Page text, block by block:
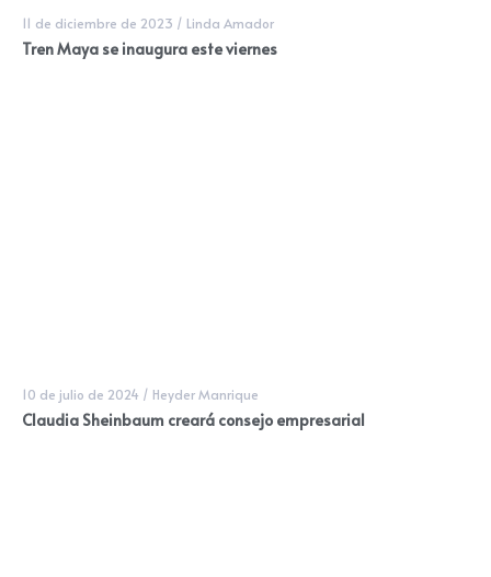
11 de diciembre de 2023 / Linda Amador
Tren Maya se inaugura este viernes
10 de julio de 2024 / Heyder Manrique
Claudia Sheinbaum creará consejo empresarial